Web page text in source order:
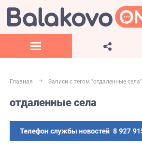
Главная Записи с тегом "отдаленные села"
отдаленные села